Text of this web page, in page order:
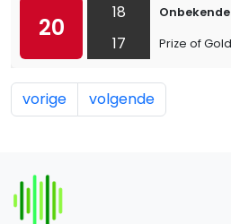
20
18
17
Prize of Gold
vorige volgende